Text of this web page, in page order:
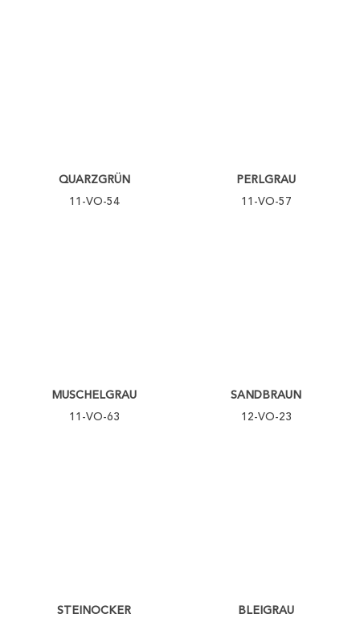
QUARZGRÜN
11-VO-54
PERLGRAU
11-VO-57
MUSCHELGRAU
11-VO-63
SANDBRAUN
12-VO-23
STEINOCKER
BLEIGRAU